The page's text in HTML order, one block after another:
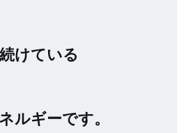
けている
ルギーです。